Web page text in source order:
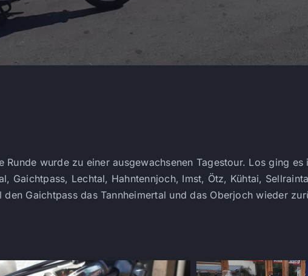
wurde zu einer ausgewachsenen Tagestour. Los ging es
Gaichtpass, Lechtal, Hahntennjoch, Imst, Ötz, Kühtai,
Gaichtpass das Tannheimertal und das Oberjoch wieder